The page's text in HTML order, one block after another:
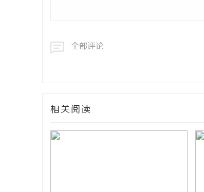
全部评论
相关阅读